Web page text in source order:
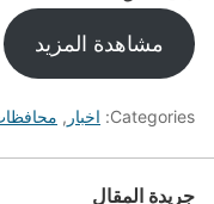
مشاهدة المزيد
Categories: اخبار ,
جريدة المقال